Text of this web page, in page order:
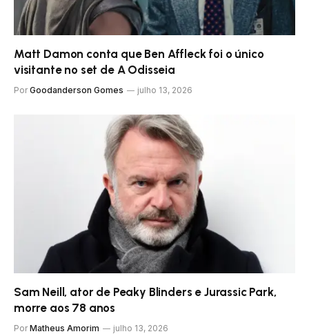
Matt Damon conta que Ben Affleck foi o único
visitante no set de A Odisseia
Por Goodanderson Gomes julho 13, 2026
Sam Neill, ator de Peaky Blinders e Jurassic Park,
morre aos 78 anos
Por Matheus Amorim julho 13, 2026